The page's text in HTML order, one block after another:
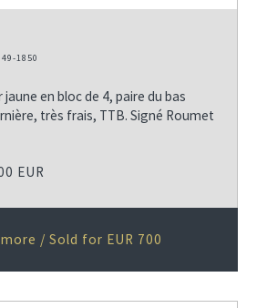
1850
jaune en bloc de 4, paire du bas
très frais, TTB. Signé Roumet
EUR
/ Sold for EUR 700